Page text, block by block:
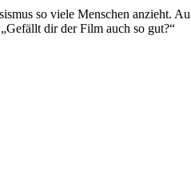
so viele Menschen anzieht.
dir der Film auch so gut?“